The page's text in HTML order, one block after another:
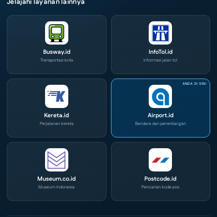
Jelajahi layanan lainnya
Busway.id
Transportasi kota
InfoTol.id
Informasi jalan tol
Kereta.id
Perjalanan kereta
Airport.id
Bandara dan penerbangan
Museum.co.id
Museum Indonesia
Postcode.id
Pencarian kode pos